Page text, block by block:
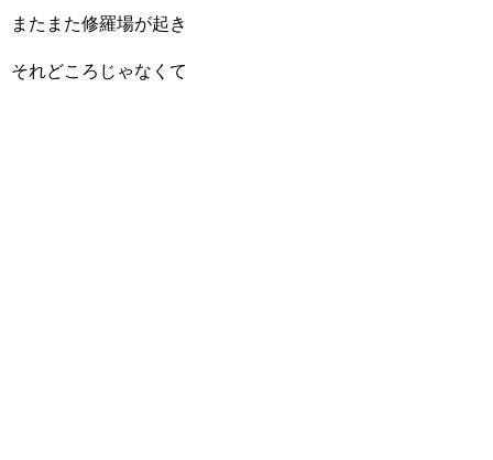
またまた修羅場が起き
それどころじゃなくて